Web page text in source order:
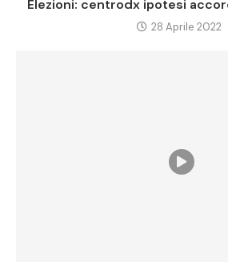
Elezioni: centrodx ipotesi
28 Aprile 2022